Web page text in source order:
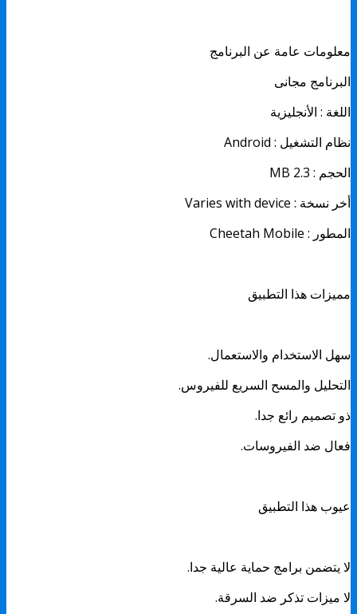
معلومات عامة عن البرنامج
البرنامج مجانى
اللغة : الأنجليزية
نظام التشغيل : Android
الحجم : 2.3 MB
أخر نسخة : Varies with device
المطور : Cheetah Mobile
مميزات هذا التطبيق
سهل الاستخدام والاستعمال.
التحليل والمسح السريع للفيروس.
ذو تصميم رائع جدا.
فعال ضد الفيروسات.
عيوب هذا التطبيق
لا يتضمن برامج حماية عالية جدا.
لا ميزات تذكر ضد السرقة.